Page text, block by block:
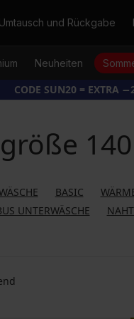
Umtausch und Rückgabe
Neuheiten
CODE SUN20 = EXTRA
140
BASIC
UNTERWÄSCHE